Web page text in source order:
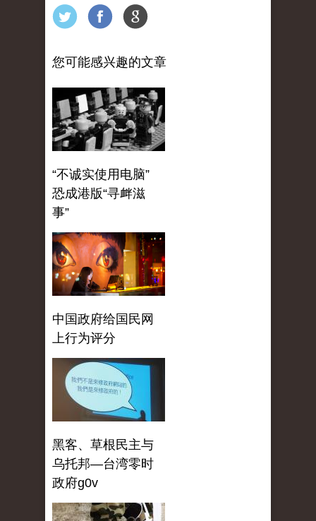
您可能感兴趣的文章
“不诚实使用电脑”
恐成港版“寻衅滋
事”
中国政府给国民网
上行为评分
黑客、草根民主与
乌托邦—台湾零时
政府g0v